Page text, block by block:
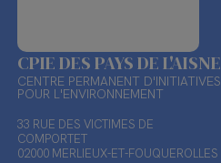
CPIE DES PAYS DE L'AISNE
CENTRE PERMANENT D'INITIATIVES
POUR L'ENVIRONNEMENT
33 RUE DES VICTIMES DE
COMPORTET
02000 MERLIEUX-ET-FOUQUEROLLES